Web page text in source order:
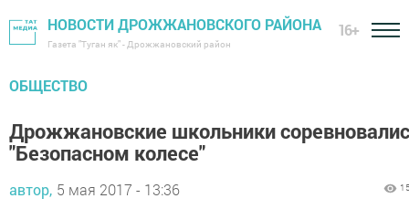
НОВОСТИ ДРОЖЖАНОВСКОГО РАЙОНА
Газета "Туган як" - Дрожжановский район
16+
ОБЩЕСТВО
Дрожжановские школьники
"Безопасном колесе"
автор, 5 мая 2017 - 13:36